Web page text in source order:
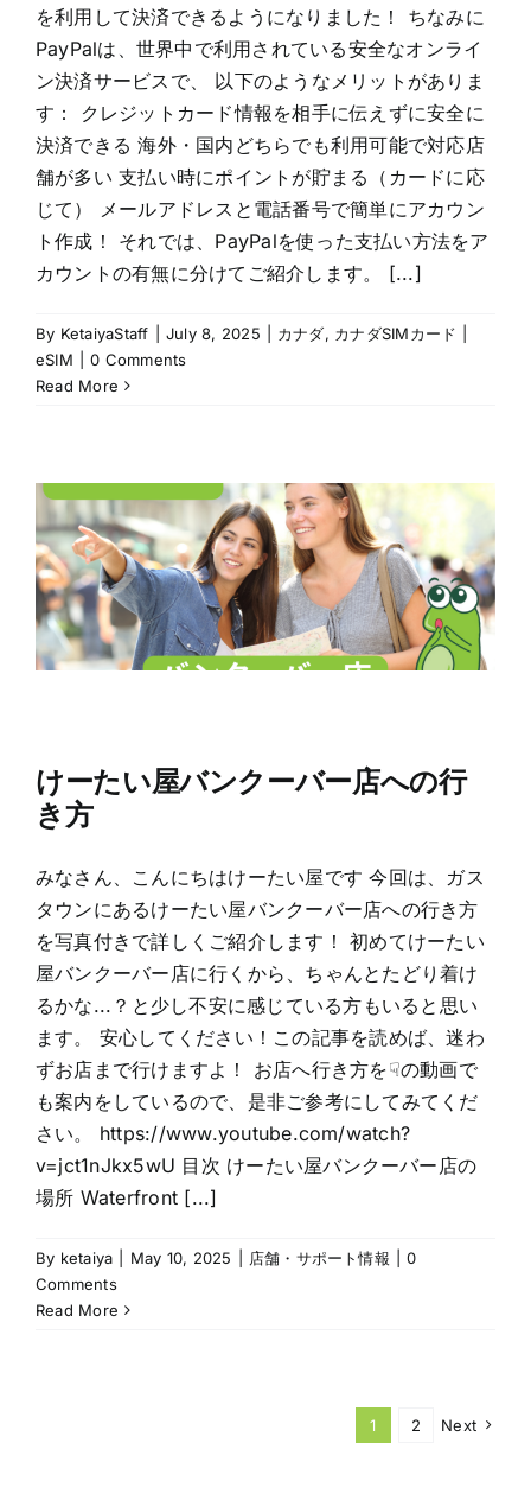
を利用して決済できるようになりました！ ちなみに
PayPalは、世界中で利用されている安全なオンライ
ン決済サービスで、 以下のようなメリットがありま
す： クレジットカード情報を相手に伝えずに安全に
決済できる 海外・国内どちらでも利用可能で対応店
舗が多い 支払い時にポイントが貯まる（カードに応
じて） メールアドレスと電話番号で簡単にアカウン
ト作成！ それでは、PayPalを使った支払い方法をア
カウントの有無に分けてご紹介します。 [...]
By KetaiyaStaff July 8, 2025 カナダ, カナダSIMカード |
eSIM
0 Comments
Read More
けーたい屋バンクーバー店への行
き方
みなさん、こんにちはけーたい屋です 今回は、ガス
タウンにあるけーたい屋バンクーバー店への行き方
を写真付きで詳しくご紹介します！ 初めてけーたい
屋バンクーバー店に行くから、ちゃんとたどり着け
るかな...？と少し不安に感じている方もいると思い
ます。 安心してください！この記事を読めば、迷わ
ずお店まで行けますよ！ お店へ行き方を☟の動画で
も案内をしているので、是非ご参考にしてみてくだ
さい。 https://www.youtube.com/watch?
v=jct1nJkx5wU 目次 けーたい屋バンクーバー店の
場所 Waterfront [...]
By ketaiya May 10, 2025 店舗・サポート情報
0
Comments
Read More
1 2 Next